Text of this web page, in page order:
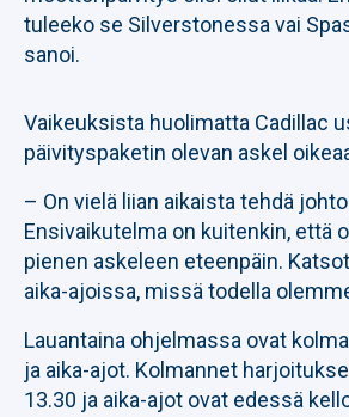
tuleeko se Silverstonessa vai
sanoi.
Vaikeuksista huolimatta Cadillac
päivityspaketin olevan askel
– On vielä liian aikaista tehdä
Ensivaikutelma on kuitenkin, että
pienen askeleen eteenpäin.
aika-ajoissa, missä todella
Lauantaina ohjelmassa ovat
ja aika-ajot. Kolmannet
13.30 ja aika-ajot ovat edessä